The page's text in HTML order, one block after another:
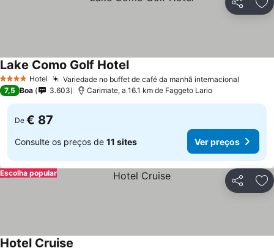
Partilhar
4 EstrelasHotel Variedade no buffet de café da manhã internacional
Lake Como Golf Hotel
7,5 Boa 3.603 Carimate, a 16.1 km de Faggeto Lario
De € 87
Consulte os preços de 11 sites Ver preços
Partilhar
Escolha popular
Hotel Cruise